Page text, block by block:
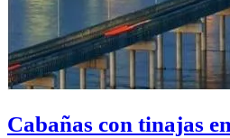
Cabañas con tinajas